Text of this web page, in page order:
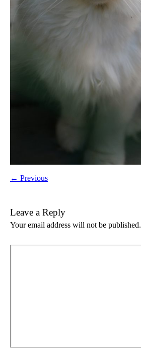
← Previous
Leave a Reply
Your email address will not be published.